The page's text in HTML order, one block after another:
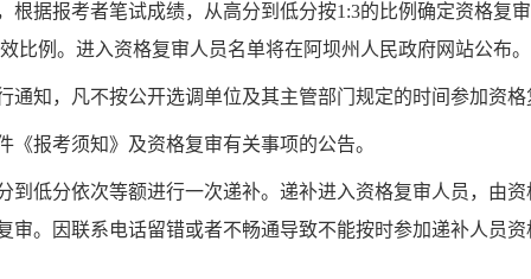
根据报考者笔试成绩，从高分到低分按1:3的比例 确定资格复
比例。 进入资格复审人员名单将在阿坝州 人民政府网站公布。
通知， 凡不按公开选调单位及其主管部门规定的时间参加资
《报考须知》及资格复审有关事项的公告。
到低分依次等额进行一次递补。递补进入资格复审人员， 由资
审。
因联系电话留错或者不畅通导致不能按时参加递补人员